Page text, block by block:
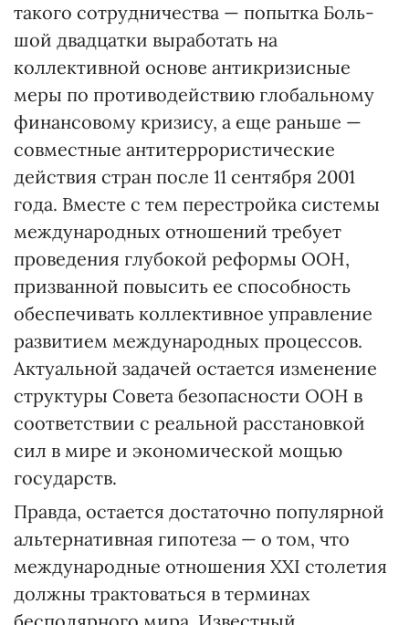
такого сотрудничества — попытка Боль­
шой двадцатки выработать на
коллективной основе антикризисные
меры по противодействию глобальному
финансовому кризису, а еще раньше —
совместные антитер­рористические
действия стран после 11 сентября 2001
года. Вместе с тем перестройка системы
международных отношений требует
проведения глубокой реформы ООН,
призванной повысить ее способность
обеспечивать коллективное управление
развитием международных процессов.
Актуальной задачей остается изменение
структуры Совета безопасности ООН в
соответствии с реальной расстановкой
сил в мире и экономической мощью
государств.
Правда, остается достаточно популярной
альтернативная гипотеза — о том, что
международные отношения ХХІ столетия
должны трактоваться в терминах